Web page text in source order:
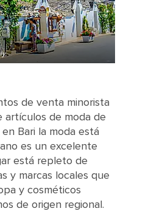
de venta minorista
artículos de moda de
Bari la moda está
es un excelente
está repleto de
y marcas locales que
y cosméticos
de origen regional.